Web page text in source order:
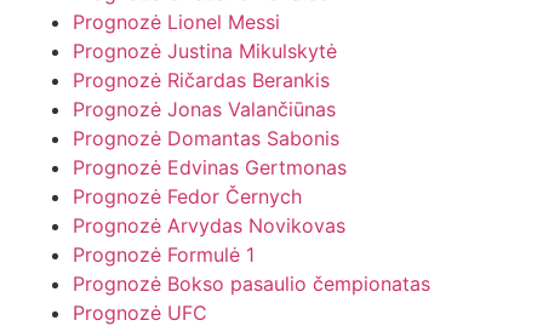
Prognozė Lionel Messi
Prognozė Justina Mikulskytė
Prognozė Ričardas Berankis
Prognozė Jonas Valančiūnas
Prognozė Domantas Sabonis
Prognozė Edvinas Gertmonas
Prognozė Fedor Černych
Prognozė Arvydas Novikovas
Prognozė Formulė 1
Prognozė Bokso pasaulio čempionatas
Prognozė UFC